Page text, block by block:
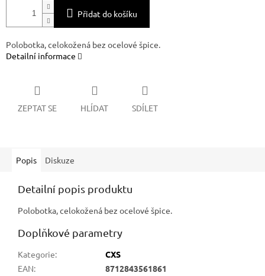
Přidat do košíku
Polobotka, celokožená bez ocelové špice.
Detailní informace
ZEPTAT SE HLÍDAT SDÍLET
Popis Diskuze
Detailní popis produktu
Polobotka, celokožená bez ocelové špice.
Doplňkové parametry
Kategorie:
CXS
EAN:
8712843561861